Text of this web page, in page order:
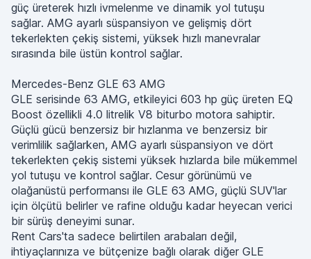
güç üreterek hızlı ivmelenme ve dinamik yol tutuşu
sağlar. AMG ayarlı süspansiyon ve gelişmiş dört
tekerlekten çekiş sistemi, yüksek hızlı manevralar
sırasında bile üstün kontrol sağlar.
Mercedes-Benz GLE 63 AMG
GLE serisinde 63 AMG, etkileyici 603 hp güç üreten EQ
Boost özellikli 4.0 litrelik V8 biturbo motora sahiptir.
Güçlü gücü benzersiz bir hızlanma ve benzersiz bir
verimlilik sağlarken, AMG ayarlı süspansiyon ve dört
tekerlekten çekiş sistemi yüksek hızlarda bile mükemmel
yol tutuşu ve kontrol sağlar. Cesur görünümü ve
olağanüstü performansı ile GLE 63 AMG, güçlü SUV'lar
için ölçütü belirler ve rafine olduğu kadar heyecan verici
bir sürüş deneyimi sunar.
Rent Cars'ta sadece belirtilen arabaları değil,
ihtiyaçlarınıza ve bütçenize bağlı olarak diğer GLE